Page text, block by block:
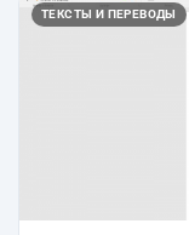
ТЕКСТЫ И ПЕРЕВОДЫ